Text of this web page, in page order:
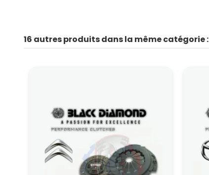
16 autres produits dans la même catégorie :